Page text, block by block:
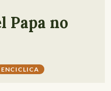
Papa no
ENCICLICA